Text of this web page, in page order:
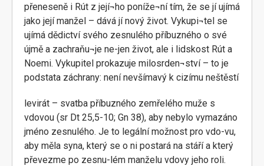
přeneseně i Rút z její¬ho poníže¬ní tím, že se jí ujímá
jako její manžel – dává jí nový život. Vykupi¬tel se
ujímá dědictví svého zesnulého příbuzného o své
újmě a zachraňu¬je ne-jen život, ale i lidskost Rút a
Noemi. Vykupitel prokazuje milosrden¬ství – to je
podstata záchrany: není nevšímavý k cizímu neštěstí
levirát – svatba příbuzného zemřelého muže s
vdovou (sr Dt 25,5-10; Gn 38), aby nebylo vymazáno
jméno zesnulého. Je to legální možnost pro vdo-vu,
aby měla syna, který se o ni postará na stáří a který
převezme po zesnu-lém manželu vdovy jeho roli.